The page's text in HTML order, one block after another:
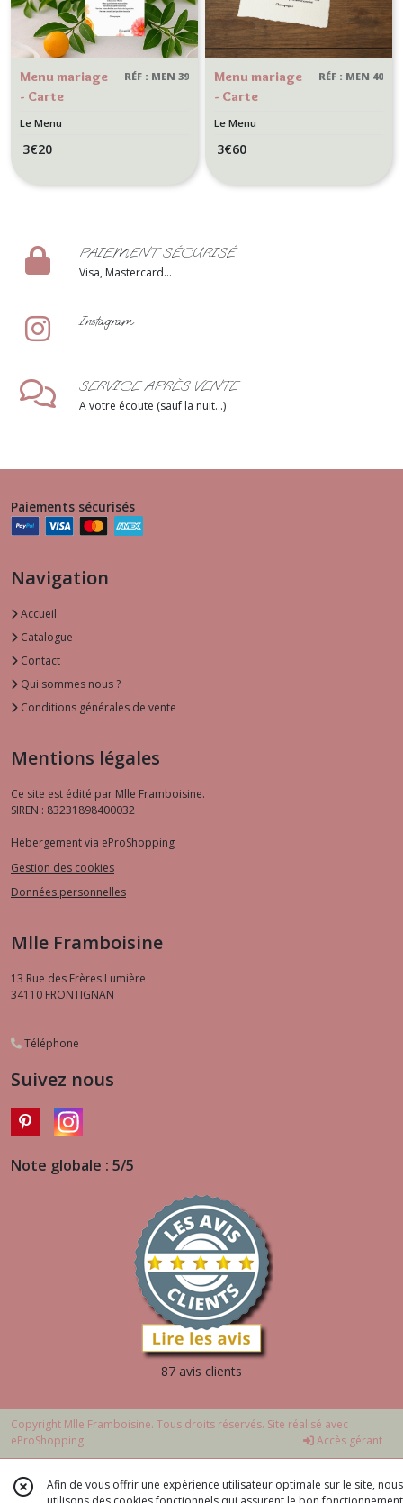
Menu mariage
- Carte
personnalisée
floral - Motif
RÉF : MEN 39
Le Menu
3€20
Menu mariage
- Carte
personnalisée
Papier Texturé
RÉF : MEN 40
Le Menu
3€60
PAIEMENT SÉCURISÉ
Visa, Mastercard...
Instagram
SERVICE APRÈS VENTE
A votre écoute (sauf la nuit...)
Paiements sécurisés
Navigation
Accueil
Catalogue
Contact
Qui sommes nous ?
Conditions générales de vente
Mentions légales
Ce site est édité par Mlle Framboisine.
SIREN : 83231898400032
Hébergement via eProShopping
Gestion des cookies
Données personnelles
Mlle Framboisine
13 Rue des Frères Lumière
34110 FRONTIGNAN
Téléphone
Suivez nous
Note globale : 5/5
87 avis clients
Copyright Mlle Framboisine. Tous droits réservés. Site réalisé avec
eProShopping
Accès gérant
Afin de vous offrir une expérience utilisateur optimale sur le site, nous